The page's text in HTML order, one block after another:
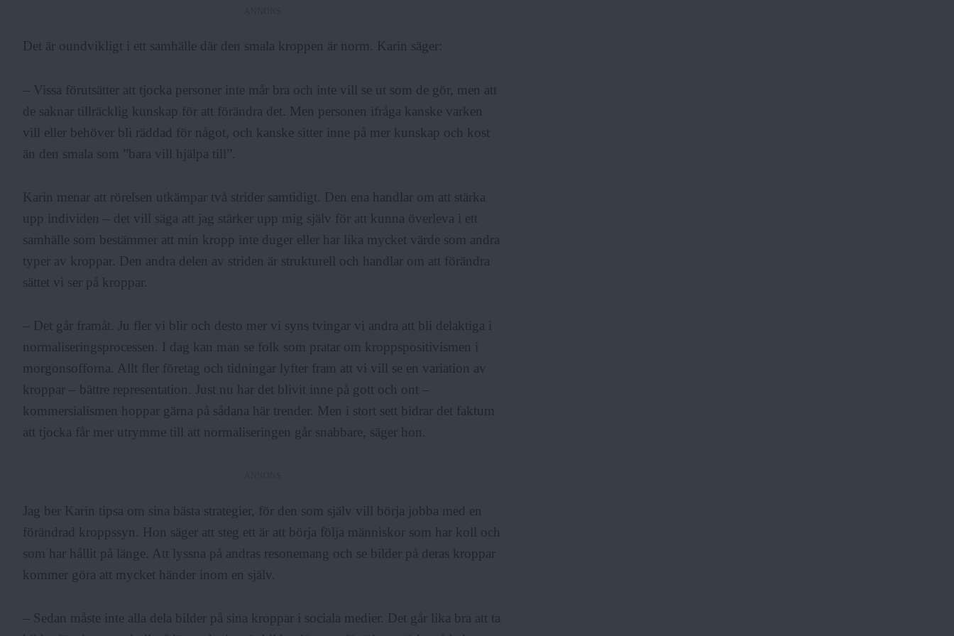
Det är oundvikligt i ett samhälle där den smala kroppen är norm. Karin säger:
– Vissa förutsätter att tjocka personer inte mår bra och inte vill se ut som de gör, men att
de saknar tillräcklig kunskap för att förändra det. Men personen ifråga kanske varken
vill eller behöver bli räddad för något, och kanske sitter inne på mer kunskap och kost
än den smala som ”bara vill hjälpa till”.
Karin menar att rörelsen utkämpar två strider samtidigt. Den ena handlar om att stärka
upp individen – det vill säga att jag stärker upp mig själv för att kunna överleva i ett
samhälle som bestämmer att min kropp inte duger eller har lika mycket värde som andra
typer av kroppar. Den andra delen av striden är strukturell och handlar om att förändra
sättet vi ser på kroppar.
– Det går framåt. Ju fler vi blir och desto mer vi syns tvingar vi andra att bli delaktiga i
normaliseringsprocessen. I dag kan man se folk som pratar om kroppspositivismen i
morgonsofforna. Allt fler företag och tidningar lyfter fram att vi vill se en variation av
kroppar – bättre representation. Just nu har det blivit inne på gott och ont –
kommersialismen hoppar gärna på sådana här trender. Men i stort sett bidrar det faktum
att tjocka får mer utrymme till att normaliseringen går snabbare, säger hon.
Jag ber Karin tipsa om sina bästa strategier, för den som själv vill börja jobba med en
förändrad kroppssyn. Hon säger att steg ett är att börja följa människor som har koll och
som har hållit på länge. Att lyssna på andras resonemang och se bilder på deras kroppar
kommer göra att mycket händer inom en själv.
– Sedan måste inte alla dela bilder på sina kroppar i sociala medier. Det går lika bra att ta